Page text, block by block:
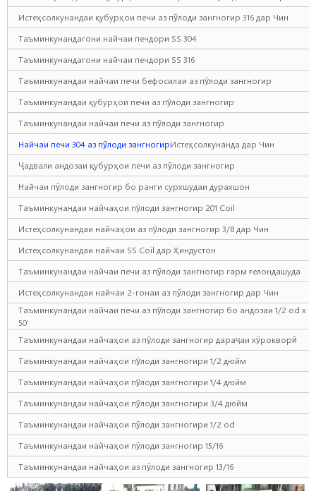
Истеҳсолкунандаи қубурҳои печи аз пӯлоди зангногир 316 дар Чин
Таъминкунандагони найчаи печдори SS 304
Таъминкунандагони найчаи печдори SS 316
Таъминкунандаи найчаи печи бефосилаи аз пӯлоди зангногир
Таъминкунандаи қубурҳои печи аз пӯлоди зангногир
Таъминкунандаи найчаи печи аз пӯлоди зангногир
Найчаи печи 304 аз пӯлоди зангногирИстеҳсолкунанда дар Чин
Ҷадвали андозаи қубурҳои печи аз пӯлоди зангногир
Найчаи пӯлоди зангногир бо ранги сурхшудаи дурахшон
Таъминкунандаи найчаҳои пӯлоди зангногир 201 Coil
Истеҳсолкунандаи найчаҳои аз пӯлоди зангногир 3/8 дар Чин
Истеҳсолкунандаи найчаи SS Coil дар Ҳиндустон
Таъминкунандаи найчаи печи аз пӯлоди зангногир гарм ғелондашуда
Истеҳсолкунандаи найчаи 2-гонаи аз пӯлоди зангногир дар Чин
Таъминкунандаи найчаи печи аз пӯлоди зангногир бо андозаи 1/2 od x
50′
Таъминкунандаи найчаҳои аз пӯлоди зангногир дараҷаи хӯрокворӣ
Таъминкунандаи найчаҳои пӯлоди зангногири 1/2 дюйм
Таъминкунандаи найчаҳои пӯлоди зангногири 1/4 дюйм
Таъминкунандаи найчаҳои пӯлоди зангногири 3/4 дюйм
Таъминкунандаи найчаҳои пӯлоди зангногири 1/2 od
Таъминкунандаи найчаҳои пӯлоди зангногир 15/16
Таъминкунандаи найчаҳои аз пӯлоди зангногир 13/16